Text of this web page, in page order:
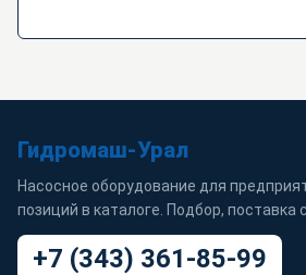
Гидромаш-Урал
Насосное оборудование для
позиций в каталоге. Подбор, поставка
+7 (343) 361-85-99